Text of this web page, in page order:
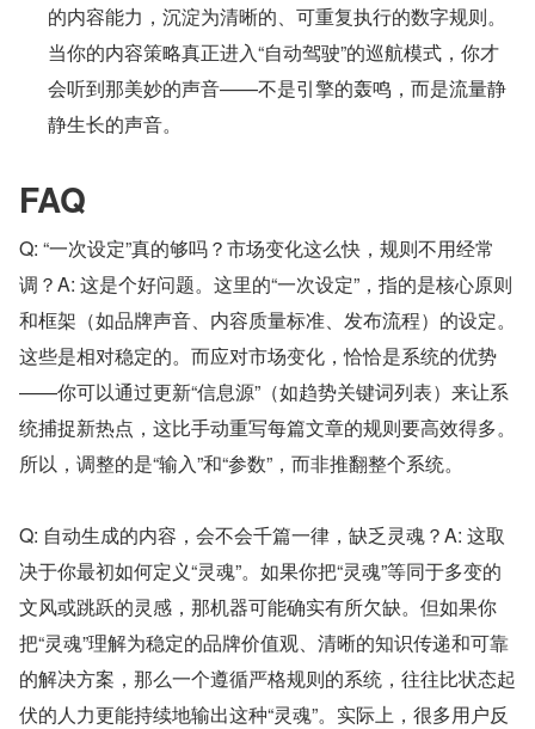
的内容能力，沉淀为清晰的、可重复执行的数字规则。
当你的内容策略真正进入“自动驾驶”的巡航模式，你才
会听到那美妙的声音——不是引擎的轰鸣，而是流量静
静生长的声音。
FAQ
Q: “一次设定”真的够吗？市场变化这么快，规则不用经常
调？A: 这是个好问题。这里的“一次设定”，指的是核心原则
和框架（如品牌声音、内容质量标准、发布流程）的设定。
这些是相对稳定的。而应对市场变化，恰恰是系统的优势
——你可以通过更新“信息源”（如趋势关键词列表）来让系
统捕捉新热点，这比手动重写每篇文章的规则要高效得多。
所以，调整的是“输入”和“参数”，而非推翻整个系统。
Q: 自动生成的内容，会不会千篇一律，缺乏灵魂？A: 这取
决于你最初如何定义“灵魂”。如果你把“灵魂”等同于多变的
文风或跳跃的灵感，那机器可能确实有所欠缺。但如果你
把“灵魂”理解为稳定的品牌价值观、清晰的知识传递和可靠
的解决方案，那么一个遵循严格规则的系统，往往比状态起
伏的人力更能持续地输出这种“灵魂”。实际上，很多用户反